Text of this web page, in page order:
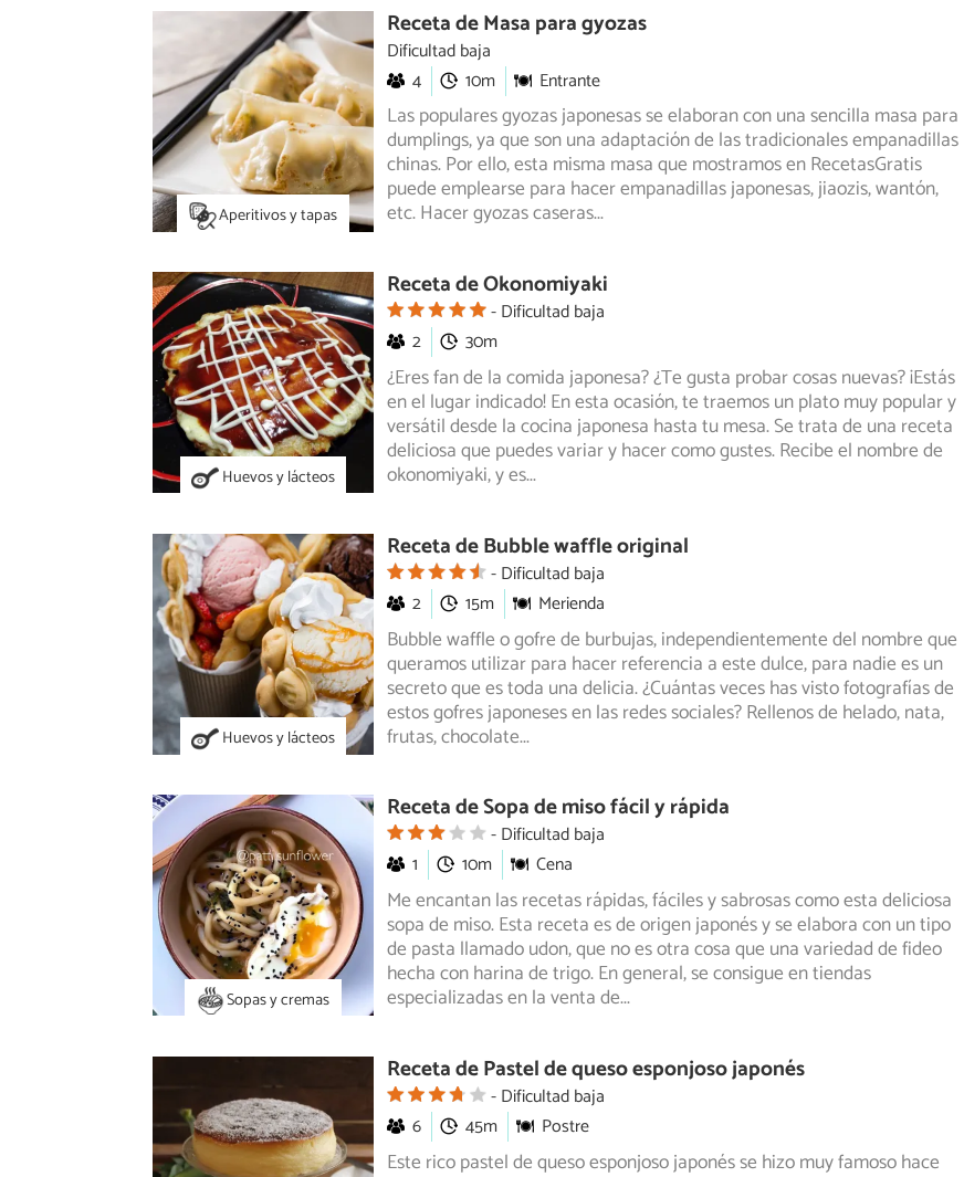
Aperitivos y tapas
Receta de Masa para gyozas
Dificultad baja
4
10m Entrante
Las populares gyozas japonesas se elaboran con una sencilla masa para
dumplings, ya que son una adaptación de las tradicionales empanadillas
chinas. Por ello, esta misma masa que mostramos en RecetasGratis
puede emplearse para hacer empanadillas japonesas, jiaozis, wantón,
etc. Hacer gyozas caseras...
Huevos y lácteos
Receta de Okonomiyaki
Dificultad baja
2
30m
¿Eres fan de la comida japonesa? ¿Te gusta probar cosas nuevas? ¡Estás
en el lugar indicado! En esta ocasión, te traemos un plato muy populary
versátil desde la cocina japonesa hasta tu mesa. Se trata de una receta
deliciosa que puedes variar y hacer como gustes. Recibe el nombre de
okonomiyaki, y es...
Huevos y lácteos
Receta de Bubble waffle original
Dificultad baja
2
15m Merienda
Bubble waffle o gofre de burbujas, independientemente del nombre que
queramos utilizar para hacer referencia a este dulce, para nadie es un
secreto que es toda una delicia. ¿Cuántas veces has visto fotografías de
estos gofres japoneses en las redes sociales? Rellenos de helado, nata,
frutas, chocolate...
Sopas y cremas
Receta de Sopa de miso fácil y rápida
Dificultad baja
1
10m Cena
Me encantan las recetas rápidas, fáciles y sabrosas como esta deliciosa
sopa de miso. Esta receta es de origen japonés y se elabora con un tipo
de pasta llamado udon, que no es otra cosa que una variedad de fideo
hecha con harina de trigo. En general, se consigue en tiendas
especializadas en la venta de...
Receta de Pastel de queso esponjoso japonés
Dificultad baja
6
45m Postre
Este rico pastel de queso esponjoso japonés se hizo muy famoso hace